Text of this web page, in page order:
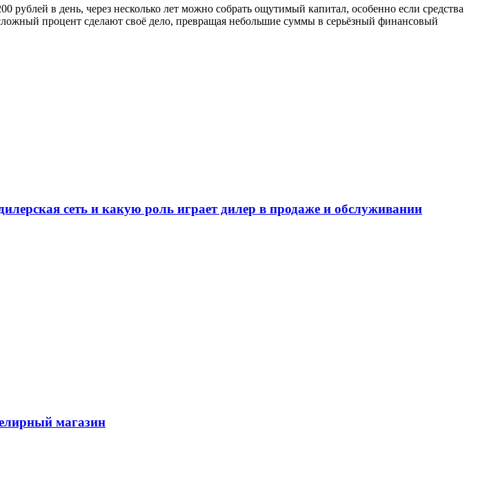
в день, через несколько лет можно собрать ощутимый капитал, особенно если средства
процент сделают своё дело, превращая небольшие суммы в серьёзный финансовый
сеть и какую роль играет дилер в продаже и обслуживании
магазин